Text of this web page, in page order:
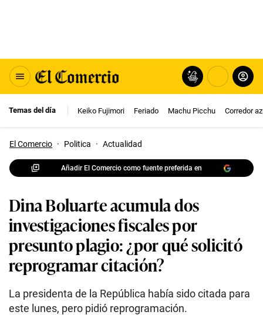
Temas del día Keiko Fujimori Feriado Machu Picchu Corredor
El Comercio · Politica · Actualidad
Añadir El Comercio como fuente preferida en
Dina Boluarte acumula dos
investigaciones fiscales por
presunto plagio: ¿por qué solicitó
reprogramar citación?
La presidenta de la República había sido citada para
este lunes, pero pidió reprogramación.